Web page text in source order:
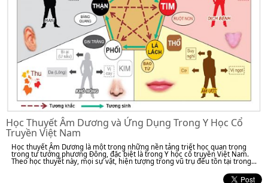
Học Thuyết Âm Dương và Ứng Dụng Trong Y Học Cổ
Truyền Việt Nam
Học thuyết Âm Dương là một trong những nền tảng triết học quan trọng
trong tư tưởng phương Đông, đặc biệt là trong Y học cổ truyền Việt Nam.
Theo học thuyết này, mọi sự vật, hiện tượng trong vũ trụ đều tồn tại trong...